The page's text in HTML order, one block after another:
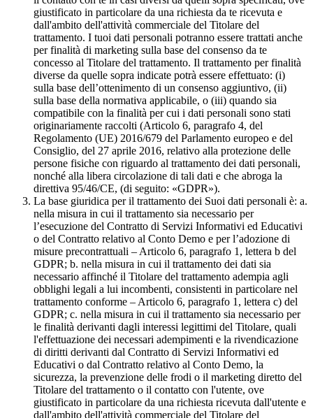
giustificato in particolare da una richiesta da te ricevuta e
dall'ambito dell'attività commerciale del Titolare del
trattamento. I tuoi dati personali potranno essere trattati anche
per finalità di marketing sulla base del consenso da te
concesso al Titolare del trattamento. Il trattamento per finalità
diverse da quelle sopra indicate potrà essere effettuato: (i)
sulla base dell’ottenimento di un consenso aggiuntivo, (ii)
sulla base della normativa applicabile, o (iii) quando sia
compatibile con la finalità per cui i dati personali sono stati
originariamente raccolti (Articolo 6, paragrafo 4, del
Regolamento (UE) 2016/679 del Parlamento europeo e del
Consiglio, del 27 aprile 2016, relativo alla protezione delle
persone fisiche con riguardo al trattamento dei dati personali,
nonché alla libera circolazione di tali dati e che abroga la
direttiva 95/46/CE, (di seguito: «GDPR»).
La base giuridica per il trattamento dei Suoi dati personali è: a.
nella misura in cui il trattamento sia necessario per
l’esecuzione del Contratto di Servizi Informativi ed Educativi
o del Contratto relativo al Conto Demo e per l’adozione di
misure precontrattuali – Articolo 6, paragrafo 1, lettera b del
GDPR; b. nella misura in cui il trattamento dei dati sia
necessario affinché il Titolare del trattamento adempia agli
obblighi legali a lui incombenti, consistenti in particolare nel
trattamento conforme – Articolo 6, paragrafo 1, lettera c) del
GDPR; c. nella misura in cui il trattamento sia necessario per
le finalità derivanti dagli interessi legittimi del Titolare, quali
l'effettuazione dei necessari adempimenti e la rivendicazione
di diritti derivanti dal Contratto di Servizi Informativi ed
Educativi o dal Contratto relativo al Conto Demo, la
sicurezza, la prevenzione delle frodi o il marketing diretto del
Titolare del trattamento o il contatto con l'utente, ove
giustificato in particolare da una richiesta ricevuta dall'utente e
dall'ambito dell'attività commerciale del Titolare del